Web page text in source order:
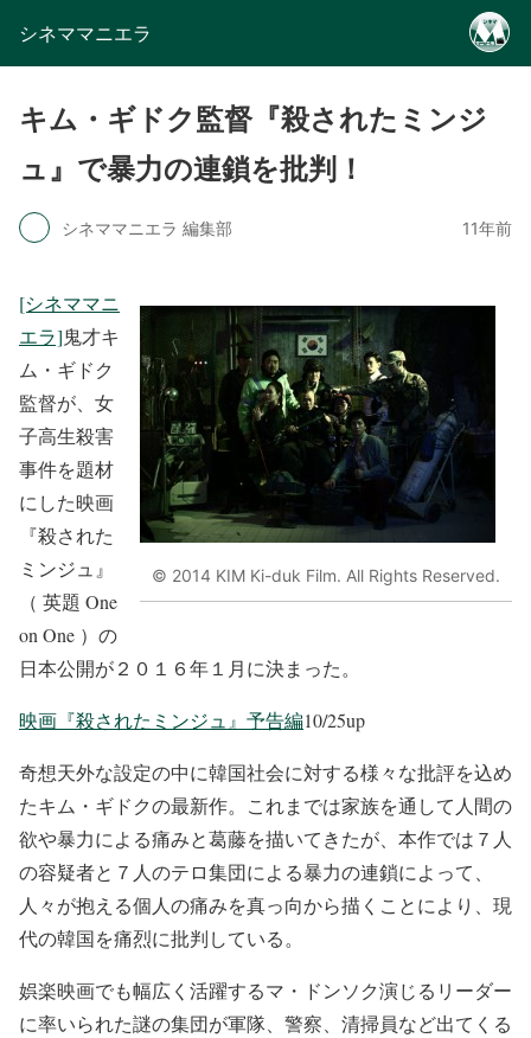
シネママニエラ
キム・ギドク監督『殺されたミンジ
ュ』で暴力の連鎖を批判！
シネママニエラ 編集部 11年前
© 2014 KIM Ki-duk Film. All Rights Reserved.
[シネママニ
エラ]鬼才キ
ム・ギドク
監督が、女
子高生殺害
事件を題材
にした映画
『殺された
ミンジュ』
（ 英題 One
on One ）の
日本公開が２０１６年１月に決まった。
映画『殺されたミンジュ』予告編10/25up
奇想天外な設定の中に韓国社会に対する様々な批評を込め
たキム・ギドクの最新作。これまでは家族を通して人間の
欲や暴力による痛みと葛藤を描いてきたが、本作では７人
の容疑者と７人のテロ集団による暴力の連鎖によって、
人々が抱える個人の痛みを真っ向から描くことにより、現
代の韓国を痛烈に批判している。
娯楽映画でも幅広く活躍するマ・ドンソク演じるリーダー
に率いられた謎の集団が軍隊、警察、清掃員など出てくる